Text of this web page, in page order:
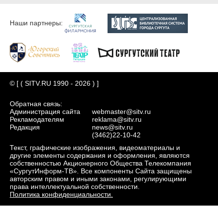
Наши партнеры:
© [ ( SITV.RU 1990 - 2026 ) ]
Обратная связь:
Администрация сайта
Рекламодателям
Редакция
webmaster@sitv.ru
reklama@sitv.ru
news@sitv.ru
(3462)22-10-42
Текст, графические изображения, видеоматериалы и
другие элементы содержания и оформления, являются
собственностью Акционерного Общества Телекомпания
«СургутИнформ-ТВ». Все компоненты Сайта защищены
авторским правом и иными законами, регулирующими
права интеллектуальной собственности.
Политика конфиденциальности.